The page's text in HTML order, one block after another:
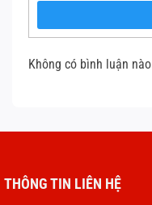
Không có bình luận nào
THÔNG TIN LIÊN HỆ